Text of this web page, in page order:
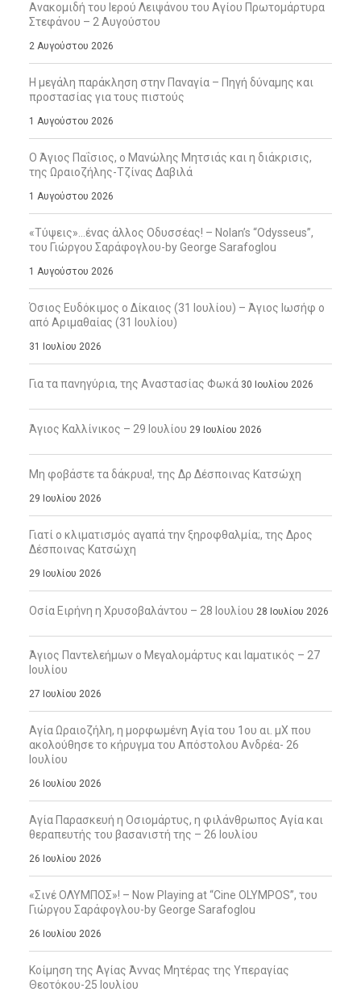
Ανακομιδή του Ιερού Λειψάνου του Αγίου Πρωτομάρτυρα
Στεφάνου – 2 Αυγούστου
2 Αυγούστου 2026
Η μεγάλη παράκληση στην Παναγία – Πηγή δύναμης και
προστασίας για τους πιστούς
1 Αυγούστου 2026
Ο Άγιος Παΐσιος, ο Μανώλης Μητσιάς και η διάκρισις,
της Ωραιοζήλης-Τζίνας Δαβιλά
1 Αυγούστου 2026
«Τύψεις»…ένας άλλος Οδυσσέας! – Nolan’s “Odysseus”,
του Γιώργου Σαράφογλου-by George Sarafoglou
1 Αυγούστου 2026
Όσιος Ευδόκιμος ο Δίκαιος (31 Ιουλίου) – Άγιος Ιωσήφ ο
από Αριμαθαίας (31 Ιουλίου)
31 Ιουλίου 2026
Για τα πανηγύρια, της Αναστασίας Φωκά 30 Ιουλίου 2026
Άγιος Καλλίνικος – 29 Ιουλίου 29 Ιουλίου 2026
Μη φοβάστε τα δάκρυα!, της Δρ Δέσποινας Κατσώχη
29 Ιουλίου 2026
Γιατί ο κλιματισμός αγαπά την ξηροφθαλμία;, της Δρος
Δέσποινας Κατσώχη
29 Ιουλίου 2026
Οσία Ειρήνη η Χρυσοβαλάντου – 28 Ιουλίου 28 Ιουλίου 2026
Άγιος Παντελεήμων ο Μεγαλομάρτυς και Ιαματικός – 27
Ιουλίου
27 Ιουλίου 2026
Αγία Ωραιοζήλη, η μορφωμένη Αγία του 1ου αι. μΧ που
ακολούθησε το κήρυγμα του Απόστολου Ανδρέα- 26
Ιουλίου
26 Ιουλίου 2026
Αγία Παρασκευή η Οσιομάρτυς, η φιλάνθρωπος Αγία και
θεραπευτής του βασανιστή της – 26 Ιουλίου
26 Ιουλίου 2026
«Σινέ ΟΛΥΜΠΟΣ»! – Now Playing at “Cine OLYMPOS”, του
Γιώργου Σαράφογλου-by George Sarafoglou
26 Ιουλίου 2026
Κοίμηση της Αγίας Άννας Μητέρας της Υπεραγίας
Θεοτόκου-25 Ιουλίου